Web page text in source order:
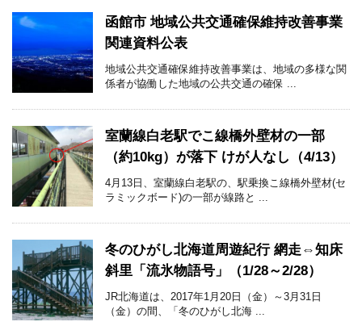
函館市 地域公共交通確保維持改善事業
関連資料公表
地域公共交通確保維持改善事業は、地域の多様な関
係者が協働した地域の公共交通の確保 ...
室蘭線白老駅でこ線橋外壁材の一部
（約10kg）が落下 けが人なし（4/13）
4月13日、室蘭線白老駅の、駅乗換こ線橋外壁材(セ
ラミックボード)の一部が線路と ...
冬のひがし北海道周遊紀行 網走⇔知床
斜里「流氷物語号」（1/28～2/28）
JR北海道は、2017年1月20日（金）～3月31日
（金）の間、「冬のひがし北海 ...